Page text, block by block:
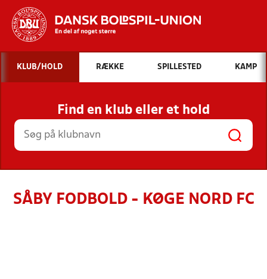
Hvad vil du søge efter?
INDHOLD OG NYHEDER
STILLINGER, RESULTATER, KLUBBER OG
HOLD
KLUB/HOLD RÆKKE SPILLESTED KAMP
Find en klub eller et hold
SÅBY FODBOLD - KØGE NORD FC